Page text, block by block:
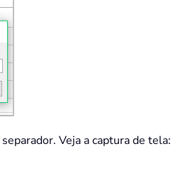
Veja a captura de tela: